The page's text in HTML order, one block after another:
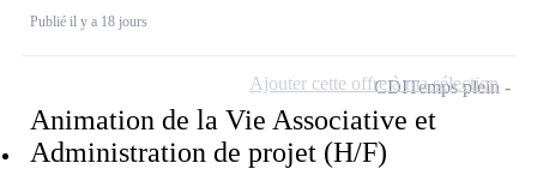
Publié il y a 18 jours
Animation de la Vie Associative et
Administration de projet (H/F)
CDITemps plein
Ajouter cette offre à ma sélection